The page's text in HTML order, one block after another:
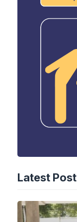
Latest Post